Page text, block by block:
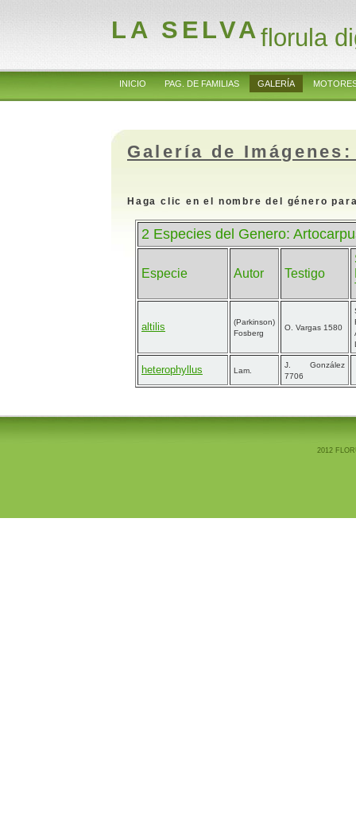
LA SELVAflorula
INICIO PAG. DE FAMILIAS GALERÍA
Galería de
Haga clic en el nombre del género
2 Especies del Genero:
Especie Autor Testigo
altilis
(Parkinson)
Fosberg
O. Vargas 1580
heterophyllus Lam.
J. González
7706
2012